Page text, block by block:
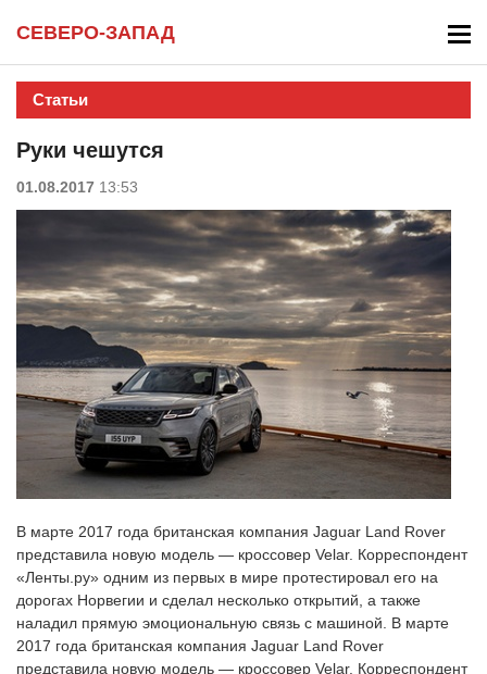
СЕВЕРО-ЗАПАД
Статьи
Руки чешутся
01.08.2017 13:53
В марте 2017 года британская компания Jaguar Land Rover
представила новую модель — кроссовер Velar. Корреспондент
«Ленты.ру» одним из первых в мире протестировал его на
дорогах Норвегии и сделал несколько открытий, а также
наладил прямую эмоциональную связь с машиной. В марте
2017 года британская компания Jaguar Land Rover
представила новую модель — кроссовер Velar. Корреспондент